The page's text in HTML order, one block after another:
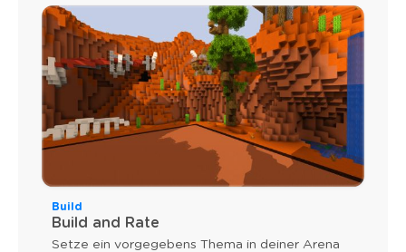
Build
Build and Rate
Setze ein vorgegebens Thema in deiner Arena